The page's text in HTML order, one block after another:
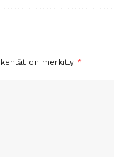
kentät on merkitty *